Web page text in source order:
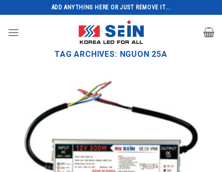
to
content
ADD ANYTHING HERE OR JUST REMOVE IT...
TAG ARCHIVES: NGUON 25A